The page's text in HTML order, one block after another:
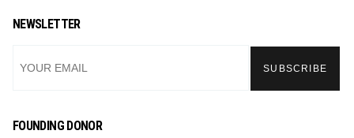
FOUNDING DONOR
NEWSLETTER